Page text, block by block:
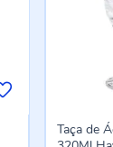
Taça de